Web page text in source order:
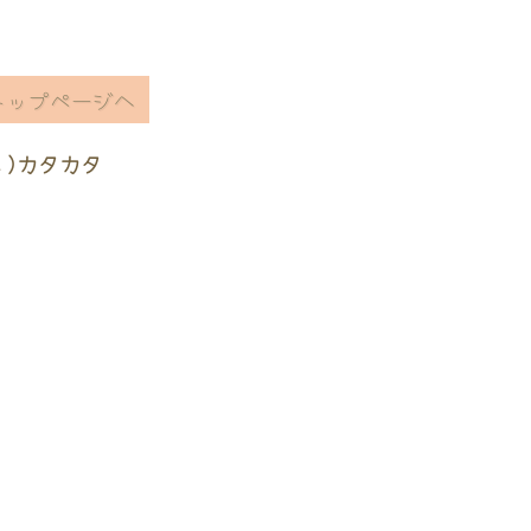
カタカタ
ップページへ